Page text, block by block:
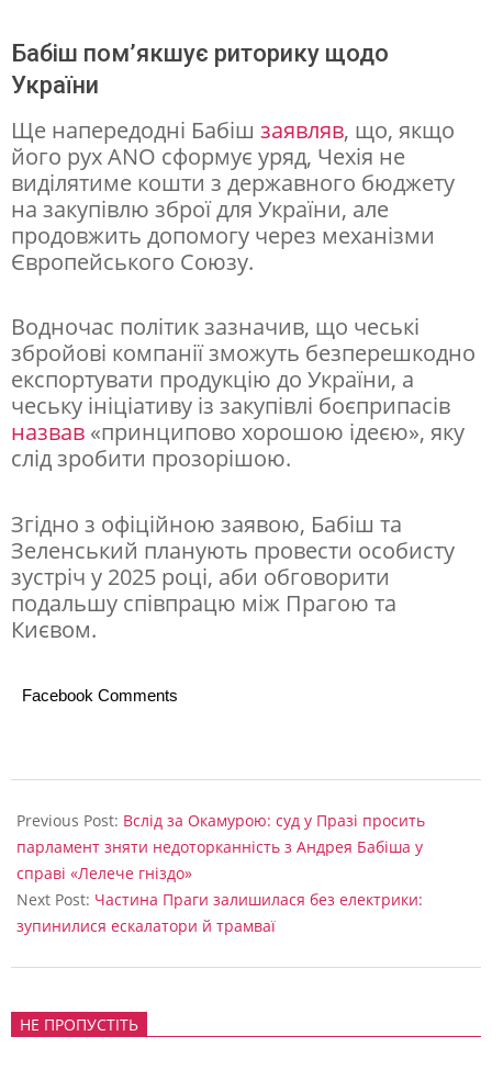
т
р
і
ч
і
п
і
т
р
и
м
к
У
к
р
а
Бабіш пом’якшує риторику щодо
України
Ще напередодні Бабіш заявляв, що, якщо
його рух ANO сформує уряд, Чехія не
виділятиме кошти з державного бюджету
на закупівлю зброї для України, але
продовжить допомогу через механізми
Європейського Союзу.
Водночас політик зазначив, що чеські
збройові компанії зможуть безперешкодно
експортувати продукцію до України, а
чеську ініціативу із закупівлі боєприпасів
назвав «принципово хорошою ідеєю», яку
слід зробити прозорішою.
Згідно з офіційною заявою, Бабіш та
Зеленський планують провести особисту
зустріч у 2025 році, аби обговорити
подальшу співпрацю між Прагою та
Києвом.
Facebook Comments
10-
09
Previous Post: Вслід за Окамурою: суд у Празі просить
парламент зняти недоторканність з Андрея Бабіша у
справі «Лелече гніздо»
Next Post: Частина Праги залишилася без електрики:
зупинилися ескалатори й трамваї
НЕ ПРОПУСТІТЬ